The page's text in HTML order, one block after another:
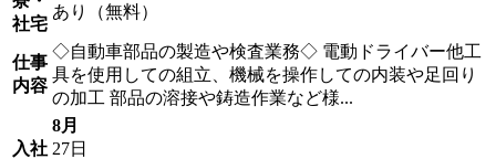
社宅
あり（無料）
仕事
内容
◇自動車部品の製造や検査業務◇ 電動ドライバー他工
具を使用しての組立、機械を操作しての内装や足回り
の加工 部品の溶接や鋳造作業など様...
入社
8月
27日